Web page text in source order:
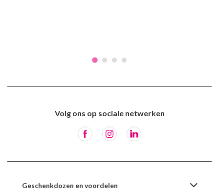
Volg ons op sociale netwerken
Geschenkdozen en voordelen